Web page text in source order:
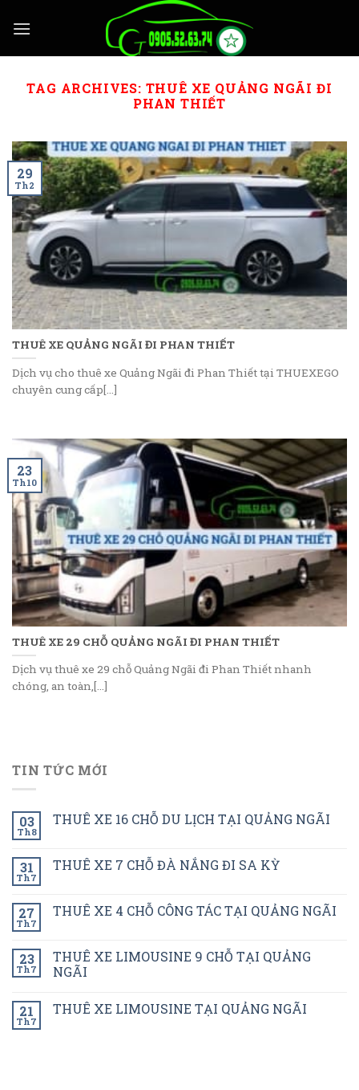
TAG ARCHIVES: THUÊ XE QUẢNG NGÃI ĐI
PHAN THIẾT
THUÊ XE QUẢNG NGÃI ĐI PHAN THIẾT
Dịch vụ cho thuê xe Quảng Ngãi đi Phan Thiết tại THUEXEGO
chuyên cung cấp[...]
29
Th2
THUÊ XE 29 CHỖ QUẢNG NGÃI ĐI PHAN THIẾT
Dịch vụ thuê xe 29 chỗ Quảng Ngãi đi Phan Thiết nhanh
chóng, an toàn,[...]
23
Th10
TIN TỨC MỚI
03
Th8
THUÊ XE 16 CHỖ DU LỊCH TẠI QUẢNG NGÃI
31
Th7
THUÊ XE 7 CHỖ ĐÀ NẮNG ĐI SA KỲ
27
Th7
THUÊ XE 4 CHỖ CÔNG TÁC TẠI QUẢNG NGÃI
23
Th7
THUÊ XE LIMOUSINE 9 CHỖ TẠI QUẢNG
NGÃI
21
Th7
THUÊ XE LIMOUSINE TẠI QUẢNG NGÃI